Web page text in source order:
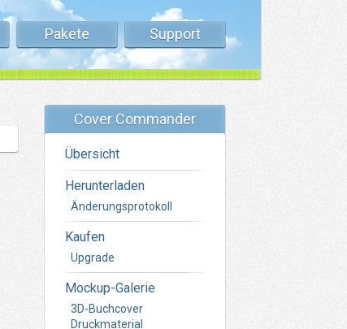
Pakete Support
Cover Commander
Übersicht
Herunterladen
Änderungsprotokoll
Kaufen
Upgrade
Mockup-Galerie
3D-Buchcover
Druckmaterial